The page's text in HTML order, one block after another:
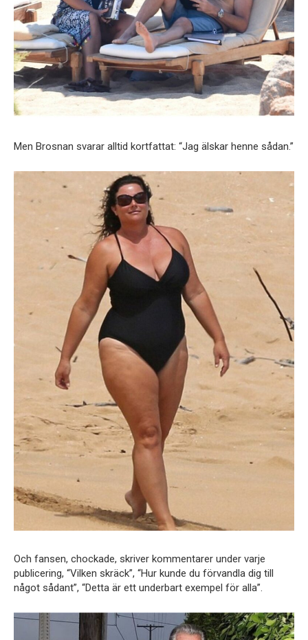
Men Brosnan svarar alltid kortfattat: “Jag älskar henne sådan.”
Och fansen, chockade, skriver kommentarer under varje
publicering, “Vilken skräck”, “Hur kunde du förvandla dig till
något sådant”, “Detta är ett underbart exempel för alla”.